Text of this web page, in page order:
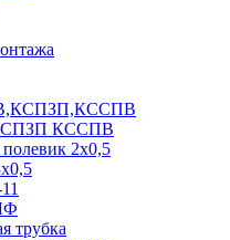
КССПВ
2х0,5
трубка